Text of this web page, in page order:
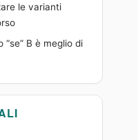
le varianti
B è meglio di